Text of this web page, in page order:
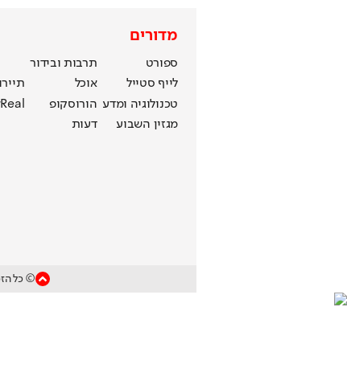
מדורים
ספורט
תרבות ובידור
לייף סטייל
אוכל
טכנולוגיה ומדע הורוסקופ
מגזין השבוע
דעות
© כל